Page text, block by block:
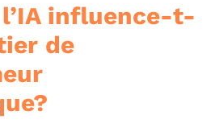
influence-t-
de